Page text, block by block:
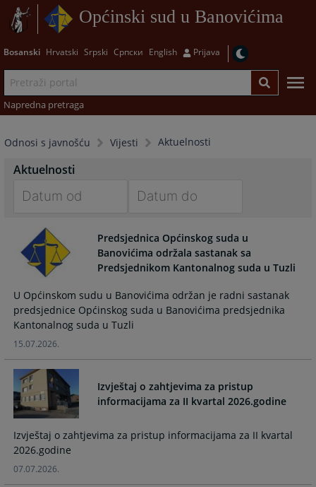
Općinski sud u Banovićima
Bosanski Hrvatski Srpski Српски English Prijava
Napredna pretraga
Odnosi s javnošću Vijesti Aktuelnosti
Aktuelnosti
forward
to
interact
the
calendar
and
select
a
date.
Press
the
question
mark
key
to
get
forward
to
interact
the
calendar
and
a
Press
the
mark
get
Predsjednica Općinskog suda u
Banovićima održala sastanak sa
Predsjednikom Kantonalnog suda u Tuzli
U Općinskom sudu u Banovićima održan je radni sastanak
predsjednice Općinskog suda u Banovićima predsjednika
Kantonalnog suda u Tuzli
15.07.2026.
Izvještaj o zahtjevima za pristup
informacijama za II kvartal 2026.godine
Izvještaj o zahtjevima za pristup informacijama za II kvartal
2026.godine
07.07.2026.